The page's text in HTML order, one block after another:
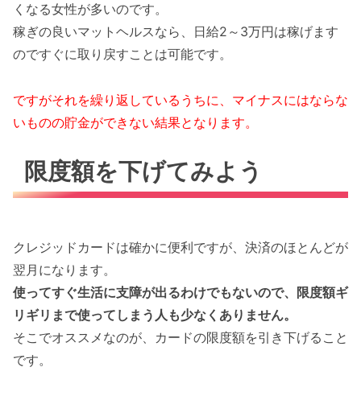
くなる女性が多いのです。
稼ぎの良いマットヘルスなら、日給2～3万円は稼げます
のですぐに取り戻すことは可能です。
ですがそれを繰り返しているうちに、マイナスにはならな
いものの貯金ができない結果となります。
限度額を下げてみよう
クレジッドカードは確かに便利ですが、決済のほとんどが
翌月になります。
使ってすぐ生活に支障が出るわけでもないので、限度額ギ
リギリまで使ってしまう人も少なくありません。
そこでオススメなのが、カードの限度額を引き下げること
です。